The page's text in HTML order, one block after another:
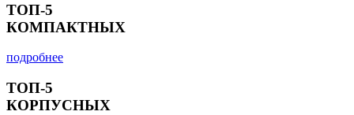
ТОП-5
КОМПАКТНЫХ
подробнее
ТОП-5
КОРПУСНЫХ